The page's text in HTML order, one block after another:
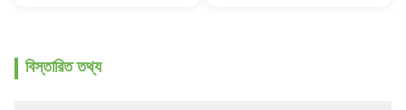
বিস্তারিত তথ্য